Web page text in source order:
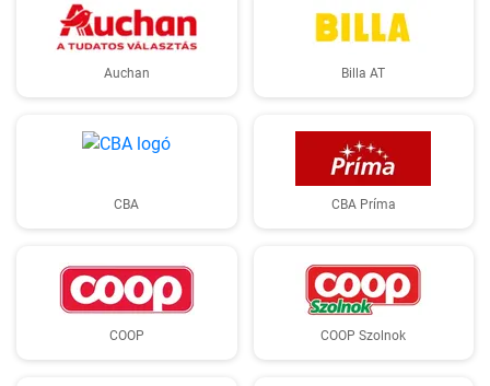
Auchan Billa AT
CBA CBA Príma
COOP COOP Szolnok